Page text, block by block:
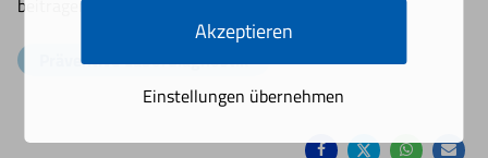
Präventive Labordiagnostik
Auf
teilenteilenteilen
Akzeptieren
Einstellungen übernehmen